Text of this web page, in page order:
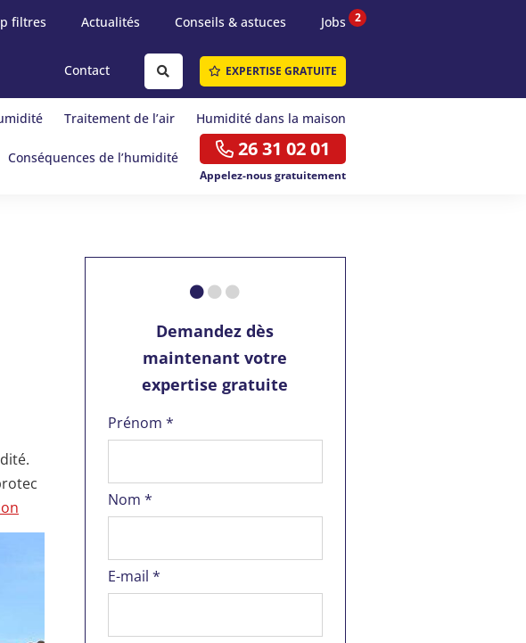
filtres Actualités Conseils & astuces Jobs 2
Contact EXPERTISE GRATUITE
Traitement de l’air Humidité dans la maison
Conséquences de l’humidité 26 31 02 01
Appelez-nous gratuitement
Demandez dès
maintenant votre
expertise gratuite
Prénom *
Nom *
E-mail *